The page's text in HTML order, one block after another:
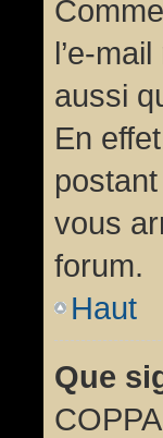
l’e-
aussi
En
vous
forum.
Haut
Que